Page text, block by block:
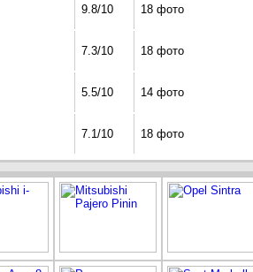
9.8/10 18 фото
7.3/10 18 фото
5.5/10 14 фото
7.1/10 18 фото